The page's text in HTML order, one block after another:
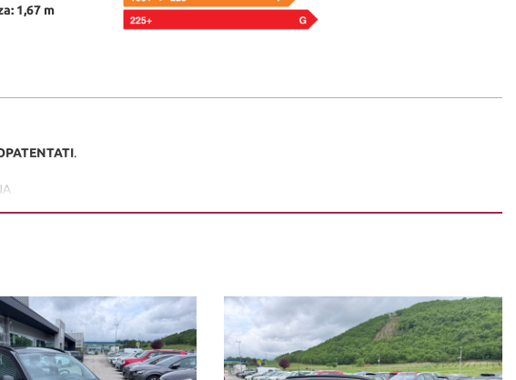
1,67 m
.
per 12 mesi, usufruibile su tutto il territorio Italiano, estendibile fino 60 mesi (5